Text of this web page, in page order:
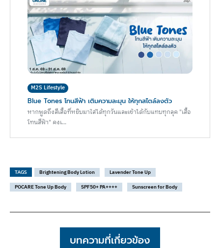
M2S Lifestyle
Blue Tones โทนสีฟ้า เติมความละมุน ให้ทุกสไตล์ลงตัว
หากพูดถึงสีเสื้อที่หยิบมาใส่ได้ทุกวันและเข้าได้กับแทบทุกลุค "เสื้อ
โทนสีฟ้า" คงเ...
TAGS Brightening Body Lotion
Lavender Tone Up
POCARE Tone Up Body
SPF50+ PA++++ Sunscreen for Body
บทความที่เกี่ยวข้อง